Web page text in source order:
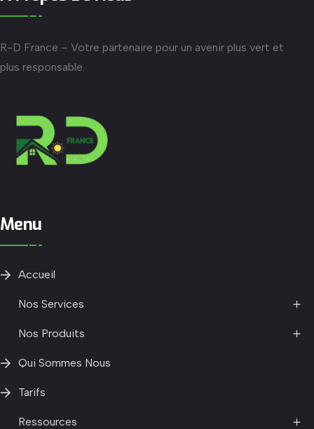
R-D France – Votre partenaire pour un avenir plus vert et
plus responsable.
Menu
Accueil
Nos Services
Nos Produits
Qui Sommes Nous
Tarifs
Ressources